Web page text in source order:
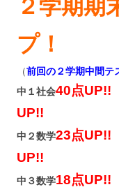
２学期期
プ！
（前回の２学期中間テ
中１社会40点UP!!
UP!!
中２数学23点UP!!
UP!!
中３数学18点UP!!